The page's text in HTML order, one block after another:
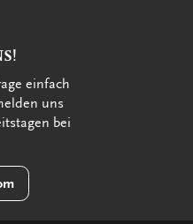
einfach
uns
bei